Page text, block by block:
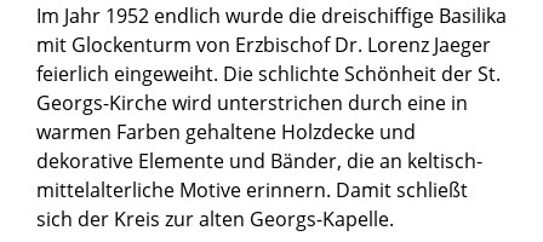
Im Jahr 1952 endlich wurde die dreischiffige Basilika
mit Glockenturm von Erzbischof Dr. Lorenz Jaeger
feierlich eingeweiht. Die schlichte Schönheit der St.
Georgs-Kirche wird unterstrichen durch eine in
warmen Farben gehaltene Holzdecke und
dekorative Elemente und Bänder, die an keltisch-
mittelalterliche Motive erinnern. Damit schließt
sich der Kreis zur alten Georgs-Kapelle.